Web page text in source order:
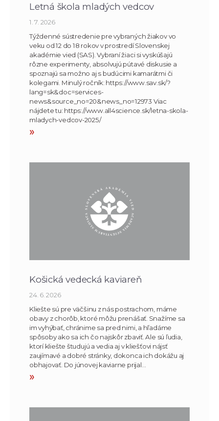
Letná škola mladých vedcov
1. 7. 2026
Týždenné sústredenie pre vybraných žiakov vo
veku od 12 do 18 rokov v prostredí Slovenskej
akadémie vied (SAS). Vybraní žiaci si vyskúšajú
rôzne experimenty, absolvujú pútavé diskusie a
spoznajú sa možno aj s budúcimi kamarátmi či
kolegami. Minulý ročník: https://www.sav.sk/?
lang=sk&doc=services-
news&source_no=20&news_no=12973 Viac
nájdete tu: https://www.all4science.sk/letna-skola-
mladych-vedcov-2025/
»
Košická vedecká kaviareň
24. 6. 2026
Kliešte sú pre väčšinu z nás postrachom, máme
obavy z chorôb, ktoré môžu prenášať. Snažíme sa
im vyhýbať, chránime sa pred nimi, a hľadáme
spôsoby ako sa ich čo najskôr zbaviť. Ale sú ľudia,
ktorí kliešte študujú a vedia aj v kliešťovi nájsť
zaujímavé a dobré stránky, dokonca ich dokážu aj
obhajovať. Do júnovej kaviarne prijal…
»